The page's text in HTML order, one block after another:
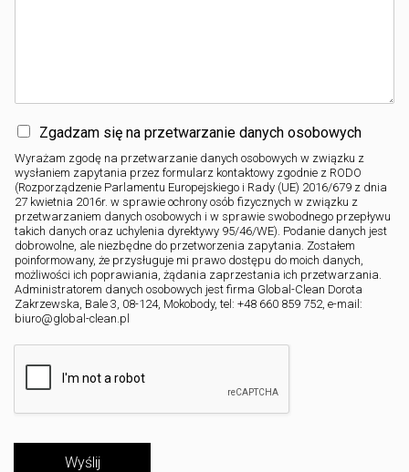
Zgadzam się na przetwarzanie danych osobowych
Wyrażam zgodę na przetwarzanie danych osobowych w związku z
wysłaniem zapytania przez formularz kontaktowy zgodnie z RODO
(Rozporządzenie Parlamentu Europejskiego i Rady (UE) 2016/679 z dnia
27 kwietnia 2016r. w sprawie ochrony osób fizycznych w związku z
przetwarzaniem danych osobowych i w sprawie swobodnego przepływu
takich danych oraz uchylenia dyrektywy 95/46/WE). Podanie danych jest
dobrowolne, ale niezbędne do przetworzenia zapytania. Zostałem
poinformowany, że przysługuje mi prawo dostępu do moich danych,
możliwości ich poprawiania, żądania zaprzestania ich przetwarzania.
Administratorem danych osobowych jest firma Global-Clean Dorota
Zakrzewska, Bale 3, 08-124, Mokobody, tel: +48 660 859 752, e-mail:
biuro@global-clean.pl
Wyślij